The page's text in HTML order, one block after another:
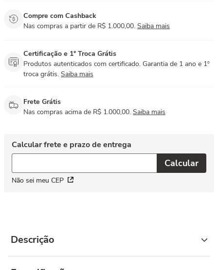
Compre com Cashback
Nas compras a partir de R$ 1.000,00. Saiba mais
Certificação e 1° Troca Grátis
Produtos autenticados com certificado. Garantia de 1 ano e 1º
troca grátis. Saiba mais
Frete Grátis
Nas compras acima de R$ 1.000,00. Saiba mais
Não sei meu CEP
Descrição